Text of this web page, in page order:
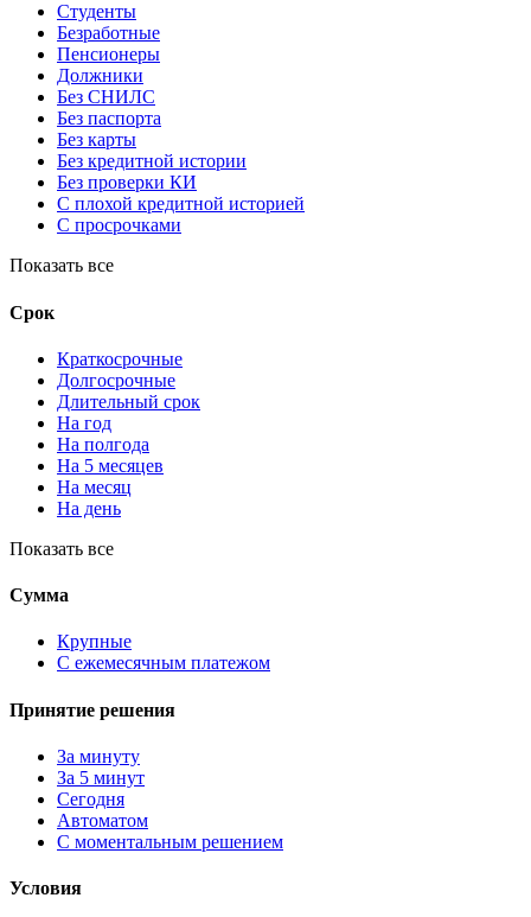
Студенты
Безработные
Пенсионеры
Должники
Без СНИЛС
Без паспорта
Без карты
Без кредитной истории
Без проверки КИ
С плохой кредитной историей
С просрочками
Показать все
Срок
Краткосрочные
Долгосрочные
Длительный срок
На год
На полгода
На 5 месяцев
На месяц
На день
Показать все
Сумма
Крупные
С ежемесячным платежом
Принятие решения
За минуту
За 5 минут
Сегодня
Автоматом
С моментальным решением
Условия